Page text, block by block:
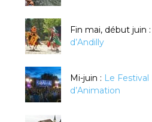
Fin mai, début juin :
d’Andilly
Mi-juin : Le
d’Animation